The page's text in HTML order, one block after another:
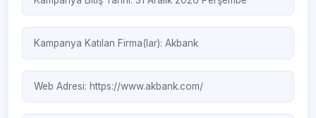
Kampanya Katılan Firma(lar):Akbank
Web Adresi: https://www.akbank.com/